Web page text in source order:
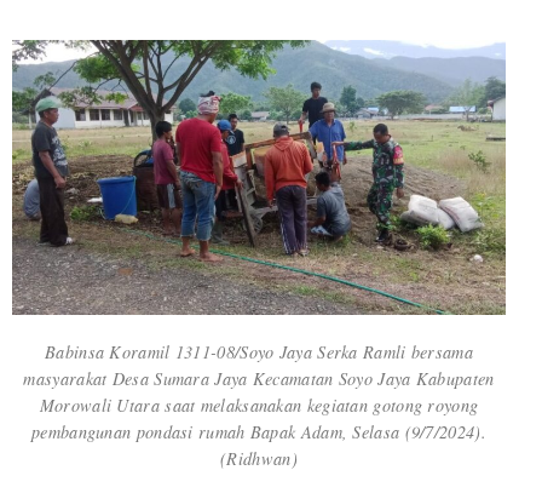
Babinsa Koramil 1311-08/Soyo Jaya Serka Ramli bersama
masyarakat Desa Sumara Jaya Kecamatan Soyo Jaya Kabupaten
Morowali Utara saat melaksanakan kegiatan gotong royong
pembangunan pondasi rumah Bapak Adam, Selasa (9/7/2024).
(Ridhwan)